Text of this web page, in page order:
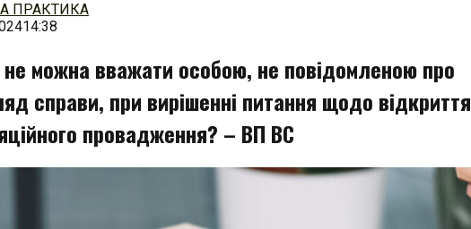
ПРАКТИКА
14:38
можна вважати особою, не повідомленою про
справи, при вирішенні питання щодо відкриття
провадження? – ВП ВС